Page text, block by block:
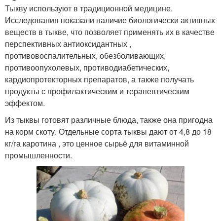
Тыкву используют в традиционной медицине.
Исследования показали наличие биологически активных
веществ в тыкве, что позволяет применять их в качестве
перспективных антиоксидантных ,
противовоспалительных, обезболивающих,
противоопухолевых, противодиабетических,
кардиопротекторных препаратов, а также получать
продукты с профилактическим и терапевтическим
эффектом.
Из тыквы готовят различные блюда, также она пригодна
на корм скоту. Отдельные сорта тыквы дают от 4,8 до 18
кг/га каротина , это ценное сырьё для витаминной
промышленности.